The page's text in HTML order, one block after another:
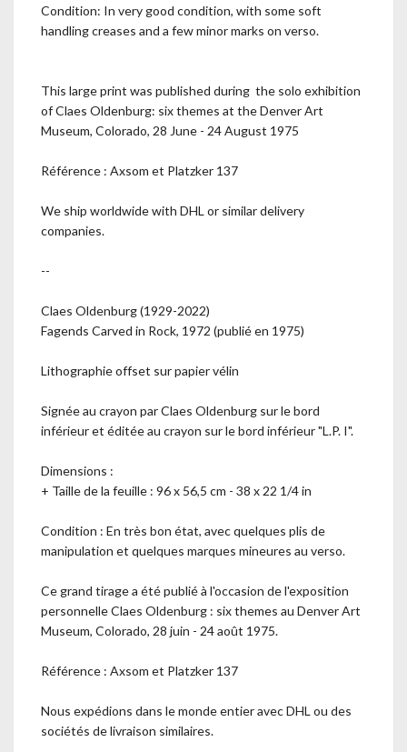
Condition: In very good condition, with some soft
handling creases and a few minor marks on verso.
This large print was published during the solo exhibition
of Claes Oldenburg: six themes at the Denver Art
Museum, Colorado, 28 June - 24 August 1975
Référence : Axsom et Platzker 137
We ship worldwide with DHL or similar delivery
companies.
--
Claes Oldenburg (1929-2022)
Fagends Carved in Rock, 1972 (publié en 1975)
Lithographie offset sur papier vélin
Signée au crayon par Claes Oldenburg sur le bord
inférieur et éditée au crayon sur le bord inférieur "L.P. I".
Dimensions :
+ Taille de la feuille : 96 x 56,5 cm - 38 x 22 1/4 in
Condition : En très bon état, avec quelques plis de
manipulation et quelques marques mineures au verso.
Ce grand tirage a été publié à l'occasion de l'exposition
personnelle Claes Oldenburg : six themes au Denver Art
Museum, Colorado, 28 juin - 24 août 1975.
Référence : Axsom et Platzker 137
Nous expédions dans le monde entier avec DHL ou des
sociétés de livraison similaires.